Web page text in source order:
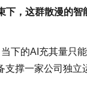
下，这群散漫的智
下的AI充其量只
支撑一家公司独立